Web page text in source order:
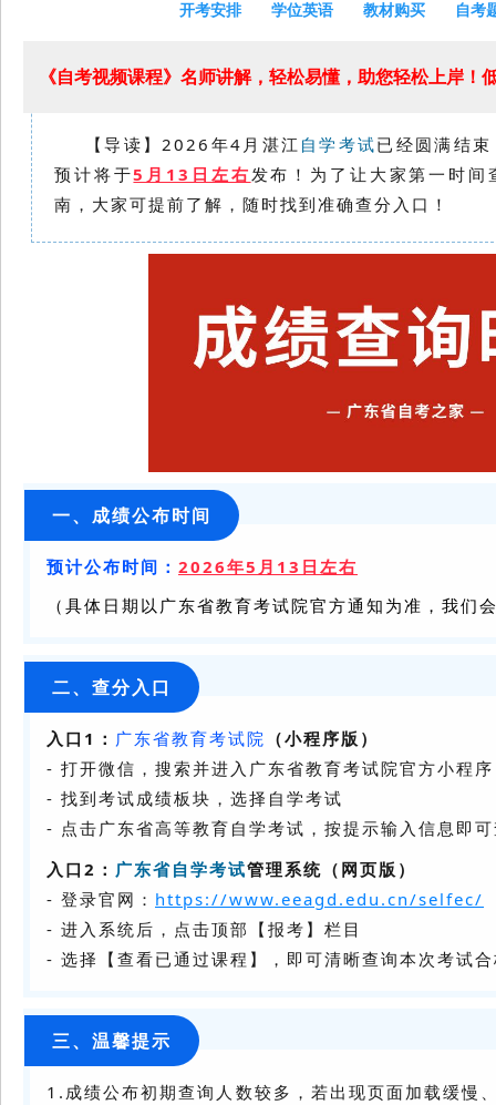
开考安排 学位英语 教材购买 自考
《自考视频课程》名师讲解，轻松易懂，助您轻松上岸！
【导读】2026年4月湛江 自学考试已经圆满结
预计将于5月13日左右发布！为了让大家第一时
南，大家可提前了解，随时找到准确查分入口！
一、成绩公布时间
预计公布时间： 2026年5月13日左右
（具体日期以广东省教育考试院官方通知为准，我们
二、查分入口
入口1： 广东省教育考试院 （小程序版）
- 打开微信，搜索并进入广东省教育考试院官方小程序
- 找到考试成绩板块，选择自学考试
- 点击广东省高等教育自学考试，按提示输入信息即
入口2： 广东省自学考试管理系统（网页版）
- 登录官网： https://www.eeagd.edu.cn/selfec/
- 进入系统后，点击顶部【报考】栏目
- 选择【查看已通过课程】，即可清晰查询本次考试
三、温馨提示
1.成绩公布初期查询人数较多，若出现页面加载缓慢